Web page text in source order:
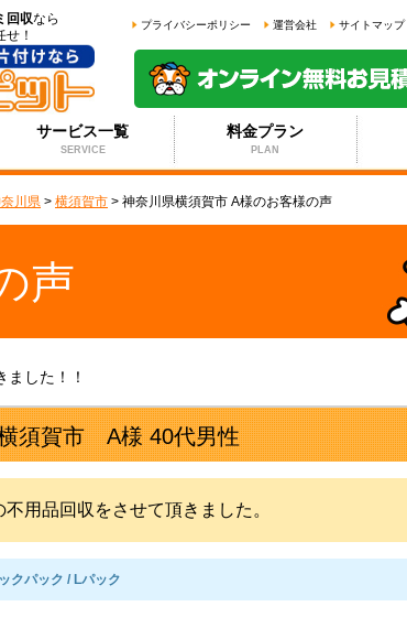
回収なら
！
プライバシーポリシー 運営会社 サイトマップ
サービス一覧
SERVICE
料金プラン
PLAN
川県 > 横須賀市 > 神奈川県横須賀市 A様のお客様の声
声
ました！！
須賀市 A様 40代男性
用品回収をさせて頂きました。
クパック / Lパック